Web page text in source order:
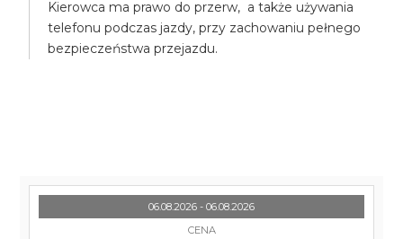
Kierowca ma prawo do przerw, a także używania
telefonu podczas jazdy, przy zachowaniu pełnego
bezpieczeństwa przejazdu.
06.08.2026 - 06.08.2026
CENA